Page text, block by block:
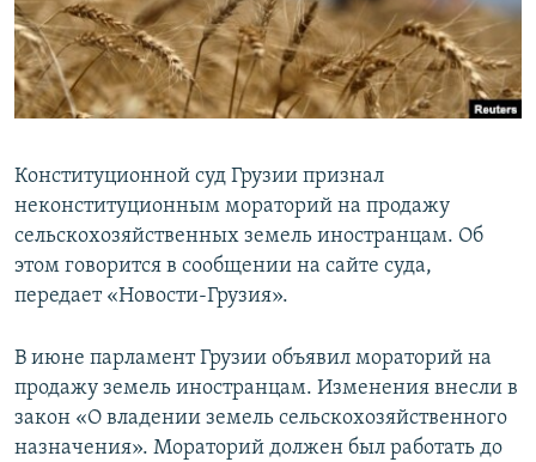
СПОРТ
МИР
БЛОГИ
ГОЛОСА
ЧИТАЕМ ПРЕССУ
АРХИВ РАДИОПРОГРАММЫ
Все сайты РСЕ/РС
Конституционной суд Грузии признал
неконституционным мораторий на продажу
сельскохозяйственных земель иностранцам. Об
этом говорится в сообщении на сайте суда,
передает «Новости-Грузия».
В июне парламент Грузии объявил мораторий на
продажу земель иностранцам. Изменения внесли в
закон «О владении земель сельскохозяйственного
назначения». Мораторий должен был работать до